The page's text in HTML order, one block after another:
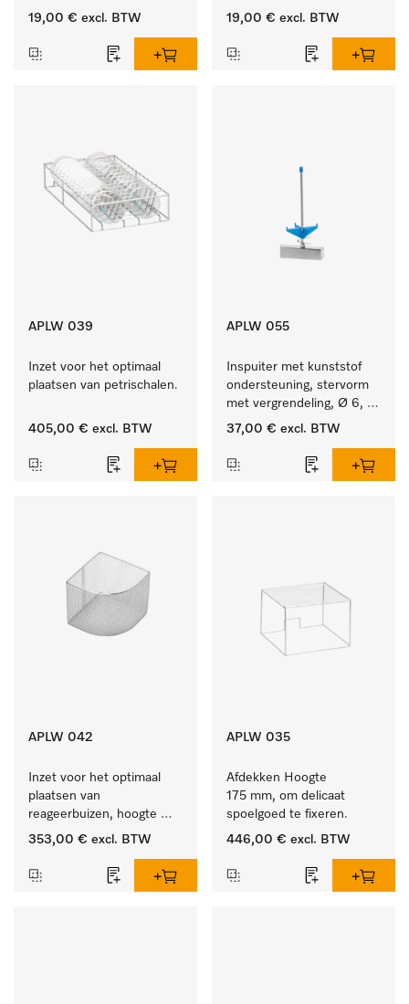
50 mm.
19,00 € excl. BTW
19,00 € excl. BTW
APLW 039
Inzet voor het optimaal
plaatsen van petrischalen.
405,00 € excl. BTW
APLW 055
Inspuiter met kunststof
ondersteuning, stervorm
met vergrendeling, Ø 6,
lengte 175 mm.
37,00 € excl. BTW
APLW 042
Inzet voor het optimaal
plaatsen van
reageerbuizen, hoogte
200 mm.
353,00 € excl. BTW
APLW 035
Afdekken Hoogte
175 mm, om delicaat
spoelgoed te fixeren.
446,00 € excl. BTW